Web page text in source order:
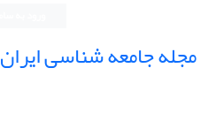
مجله جامعه شناسی ایران